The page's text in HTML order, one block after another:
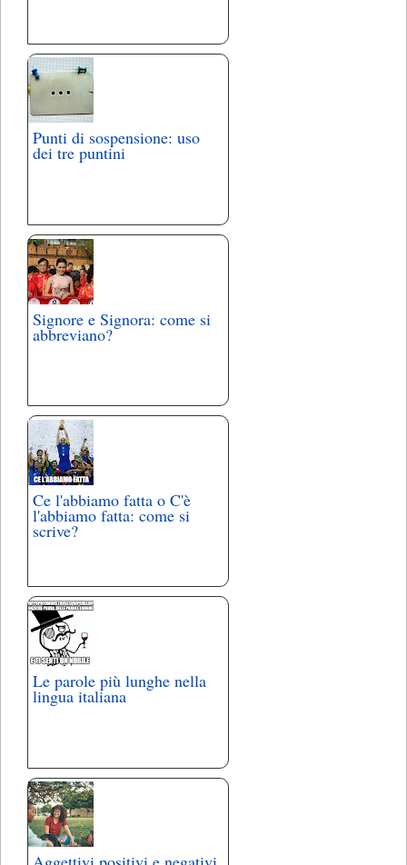
Punti di sospensione: uso
dei tre puntini
Signore e Signora: come si
abbreviano?
Ce l'abbiamo fatta o C'è
l'abbiamo fatta: come si
scrive?
Le parole più lunghe nella
lingua italiana